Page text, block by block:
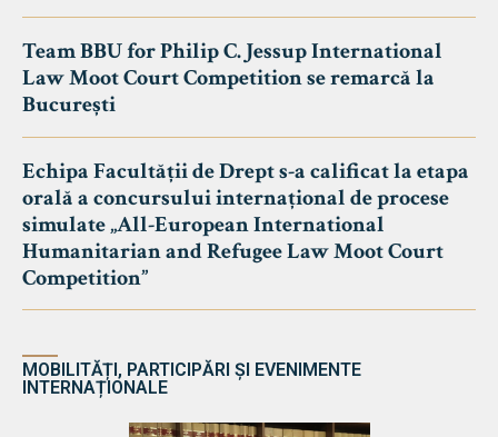
Team BBU for Philip C. Jessup International
Law Moot Court Competition se remarcă la
București
Echipa Facultății de Drept s-a calificat la etapa
orală a concursului internațional de procese
simulate „All-European International
Humanitarian and Refugee Law Moot Court
Competition”
MOBILITĂȚI, PARTICIPĂRI ȘI EVENIMENTE
INTERNAȚIONALE